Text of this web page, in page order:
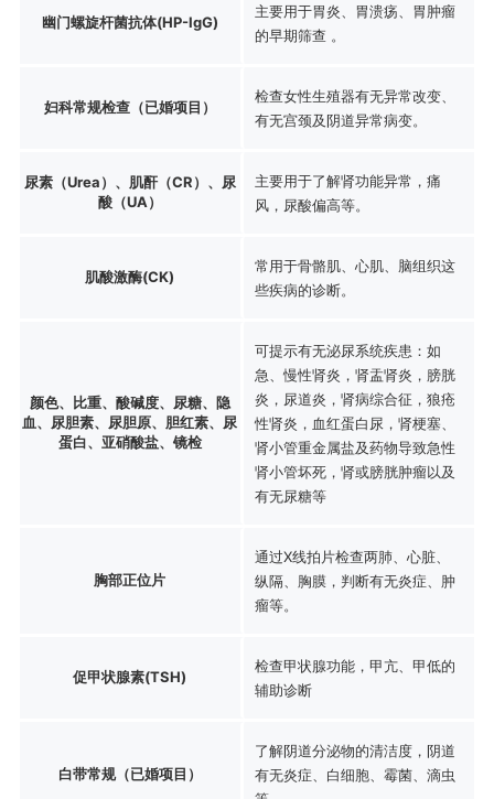
幽门螺旋杆菌抗体(HP-IgG)
主要用于胃炎、胃溃疡、胃肿瘤
的早期筛查 。
妇科常规检查（已婚项目）
检查女性生殖器有无异常改变、
有无宫颈及阴道异常病变。
尿素（Urea）、肌酐（CR）、尿
酸（UA）
主要用于了解肾功能异常，痛
风，尿酸偏高等。
肌酸激酶(CK)
常用于骨骼肌、心肌、脑组织这
些疾病的诊断。
颜色、比重、酸碱度、尿糖、隐
血、尿胆素、尿胆原、胆红素、尿
蛋白、亚硝酸盐、镜检
可提示有无泌尿系统疾患：如
急、慢性肾炎，肾盂肾炎，膀胱
炎，尿道炎，肾病综合征，狼疮
性肾炎，血红蛋白尿，肾梗塞、
肾小管重金属盐及药物导致急性
肾小管坏死，肾或膀胱肿瘤以及
有无尿糖等
胸部正位片
通过X线拍片检查两肺、心脏、
纵隔、胸膜，判断有无炎症、肿
瘤等。
促甲状腺素(TSH)
检查甲状腺功能，甲亢、甲低的
辅助诊断
白带常规（已婚项目）
了解阴道分泌物的清洁度，阴道
有无炎症、白细胞、霉菌、滴虫